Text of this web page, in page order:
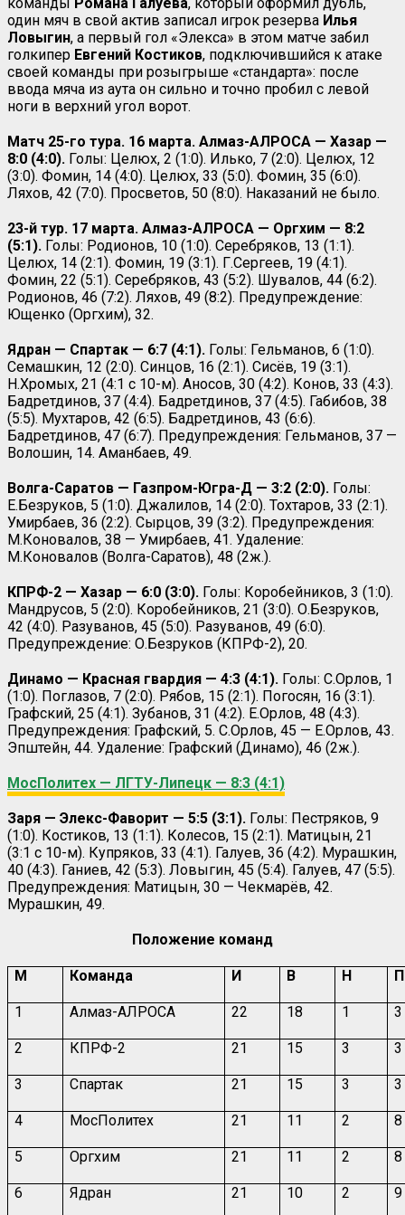
один мяч в свой актив записал игрок резерва Илья
Ловыгин, а первый гол «Элекса» в этом матче забил
голкипер Евгений Костиков, подключившийся к атаке
своей команды при розыгрыше «стандарта»: после
ввода мяча из аута он сильно и точно пробил с левой
ноги в верхний угол ворот.
Матч 25-го тура. 16 марта. Алмаз-АЛРОСА — Хазар —
8:0 (4:0). Голы: Целюх, 2 (1:0). Илько, 7 (2:0). Целюх, 12
(3:0). Фомин, 14 (4:0). Целюх, 33 (5:0). Фомин, 35 (6:0).
Ляхов, 42 (7:0). Просветов, 50 (8:0). Наказаний не было.
23-й тур. 17 марта. Алмаз-АЛРОСА — Оргхим — 8:2
(5:1). Голы: Родионов, 10 (1:0). Серебряков, 13 (1:1).
Целюх, 14 (2:1). Фомин, 19 (3:1). Г.Сергеев, 19 (4:1).
Фомин, 22 (5:1). Серебряков, 43 (5:2). Шувалов, 44 (6:2).
Родионов, 46 (7:2). Ляхов, 49 (8:2). Предупреждение:
Ющенко (Оргхим), 32.
Ядран — Спартак — 6:7 (4:1). Голы: Гельманов, 6 (1:0).
Семашкин, 12 (2:0). Синцов, 16 (2:1). Сисёв, 19 (3:1).
Н.Хромых, 21 (4:1 с 10-м). Аносов, 30 (4:2). Конов, 33 (4:3).
Бадретдинов, 37 (4:4). Бадретдинов, 37 (4:5). Габибов, 38
(5:5). Мухтаров, 42 (6:5). Бадретдинов, 43 (6:6).
Бадретдинов, 47 (6:7). Предупреждения: Гельманов, 37 —
Волошин, 14. Аманбаев, 49.
Волга-Саратов — Газпром-Югра-Д — 3:2 (2:0). Голы:
Е.Безруков, 5 (1:0). Джалилов, 14 (2:0). Тохтаров, 33 (2:1).
Умирбаев, 36 (2:2). Сырцов, 39 (3:2). Предупреждения:
М.Коновалов, 38 — Умирбаев, 41. Удаление:
М.Коновалов (Волга-Саратов), 48 (2ж.).
КПРФ-2 — Хазар — 6:0 (3:0). Голы: Коробейников, 3 (1:0).
Мандрусов, 5 (2:0). Коробейников, 21 (3:0). О.Безруков,
42 (4:0). Разуванов, 45 (5:0). Разуванов, 49 (6:0).
Предупреждение: О.Безруков (КПРФ-2), 20.
Динамо — Красная гвардия — 4:3 (4:1). Голы: С.Орлов, 1
(1:0). Поглазов, 7 (2:0). Рябов, 15 (2:1). Погосян, 16 (3:1).
Графский, 25 (4:1). Зубанов, 31 (4:2). Е.Орлов, 48 (4:3).
Предупреждения: Графский, 5. С.Орлов, 45 — Е.Орлов, 43.
Эпштейн, 44. Удаление: Графский (Динамо), 46 (2ж.).
МосПолитех — ЛГТУ-Липецк — 8:3 (4:1)
Заря — Элекс-Фаворит — 5:5 (3:1). Голы: Пестряков, 9
(1:0). Костиков, 13 (1:1). Колесов, 15 (2:1). Матицын, 21
(3:1 с 10-м). Купряков, 33 (4:1). Галуев, 36 (4:2). Мурашкин,
40 (4:3). Ганиев, 42 (5:3). Ловыгин, 45 (5:4). Галуев, 47 (5:5).
Предупреждения: Матицын, 30 — Чекмарёв, 42.
Мурашкин, 49.
Положение команд
М Команда И В Н П
1 Алмаз-АЛРОСА 22 18 1 3
2 КПРФ-2 21 15 3 3
3 Спартак 21 15 3 3
4 МосПолитех 21 11 2 8
5 Оргхим 21 11 2 8
6 Ядран 21 10 2 9